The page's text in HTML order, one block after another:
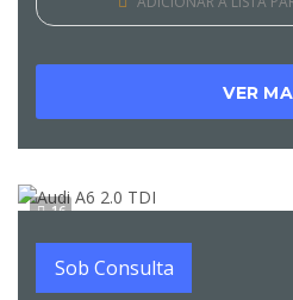
VER
16
Sob Consulta